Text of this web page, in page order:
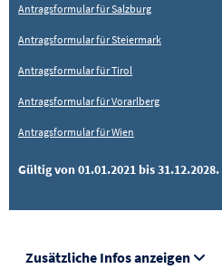
Antragsformular für Salzburg
Antragsformular für Steiermark
Antragsformular für Tirol
Antragsformular für Vorarlberg
Antragsformular für Wien
Gültig von 01.01.2021 bis 31.12.2028.
Zusätzliche Infos anzeigen